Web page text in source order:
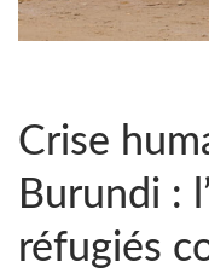
Crise
Burundi :
réfugiés